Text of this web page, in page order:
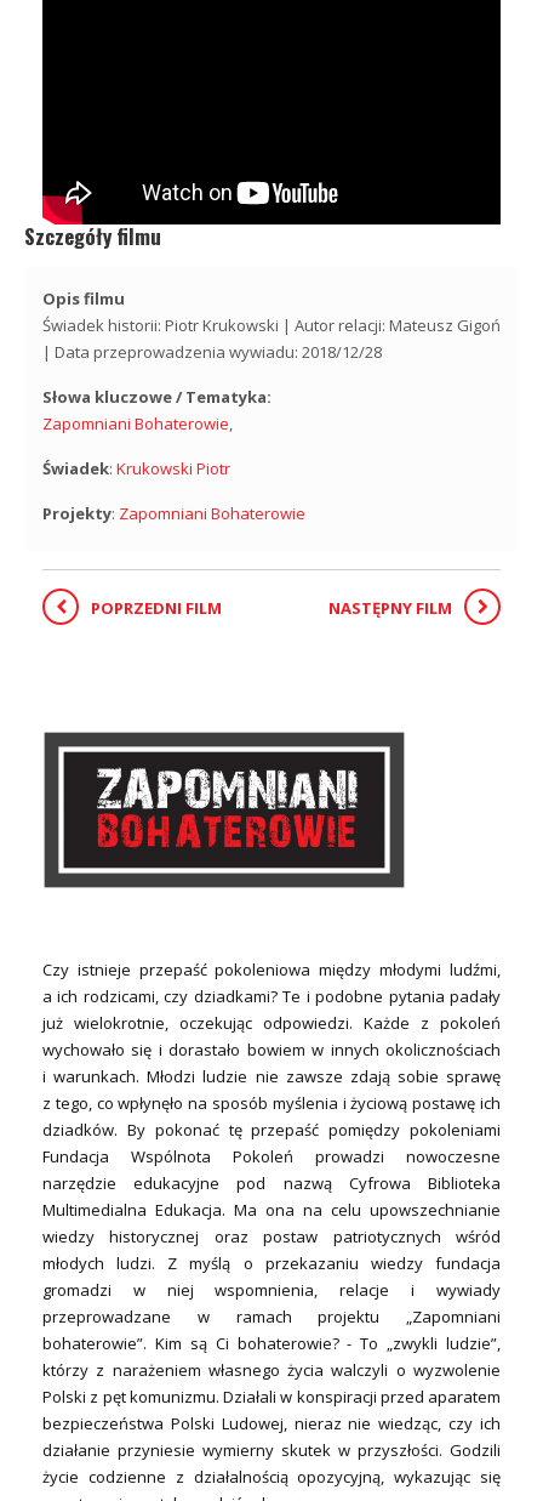
Szczegóły filmu
Opis filmu
Świadek historii: Piotr Krukowski | Autor relacji: Mateusz Gigoń
| Data przeprowadzenia wywiadu: 2018/12/28
Słowa kluczowe / Tematyka:
Zapomniani Bohaterowie,
Świadek: Krukowski Piotr
Projekty: Zapomniani Bohaterowie
POPRZEDNI FILM NASTĘPNY FILM
Czy istnieje przepaść pokoleniowa między młodymi ludźmi,
a ich rodzicami, czy dziadkami? Te i podobne pytania padały
już wielokrotnie, oczekując odpowiedzi. Każde z pokoleń
wychowało się i dorastało bowiem w innych okolicznościach
i warunkach. Młodzi ludzie nie zawsze zdają sobie sprawę
z tego, co wpłynęło na sposób myślenia i życiową postawę ich
dziadków. By pokonać tę przepaść pomiędzy pokoleniami
Fundacja Wspólnota Pokoleń prowadzi nowoczesne
narzędzie edukacyjne pod nazwą Cyfrowa Biblioteka
Multimedialna Edukacja. Ma ona na celu upowszechnianie
wiedzy historycznej oraz postaw patriotycznych wśród
młodych ludzi. Z myślą o przekazaniu wiedzy fundacja
gromadzi w niej wspomnienia, relacje i wywiady
przeprowadzane w ramach projektu „Zapomniani
bohaterowie”. Kim są Ci bohaterowie? - To „zwykli ludzie”,
którzy z narażeniem własnego życia walczyli o wyzwolenie
Polski z pęt komunizmu. Działali w konspiracji przed aparatem
bezpieczeństwa Polski Ludowej, nieraz nie wiedząc, czy ich
działanie przyniesie wymierny skutek w przyszłości. Godzili
życie codzienne z działalnością opozycyjną, wykazując się